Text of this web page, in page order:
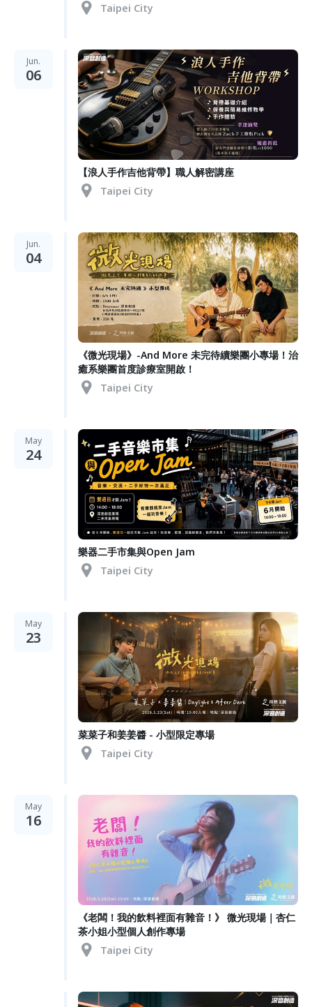
Taipei City
Jun.
06
【浪人手作吉他背帶】職人解密講座
Taipei City
Jun.
04
《微光現場》-And More 未完待續樂團小專場！治
癒系樂團首度診療室開啟！
Taipei City
May
24
樂器二手市集與Open Jam
Taipei City
May
23
菜菜子和姜姜醬 - 小型限定專場
Taipei City
May
16
《老闆！我的飲料裡面有雜音！》 微光現場｜杏仁
茶小姐小型個人創作專場
Taipei City